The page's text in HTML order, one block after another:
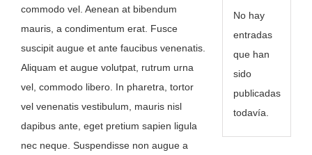
commodo vel. Aenean at bibendum
mauris, a condimentum erat. Fusce
suscipit augue et ante faucibus venenatis.
Aliquam et augue volutpat, rutrum urna
vel, commodo libero. In pharetra, tortor
vel venenatis vestibulum, mauris nisl
dapibus ante, eget pretium sapien ligula
nec neque. Suspendisse non augue a
No hay
entradas
que han
sido
publicadas
todavía.